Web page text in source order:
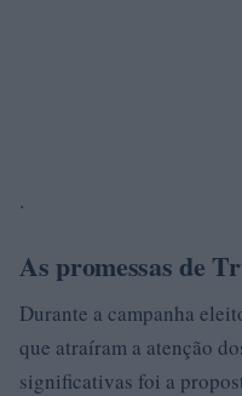
.
As promessas de
Durante a campanha
que atraíram a atenção
significativas foi a